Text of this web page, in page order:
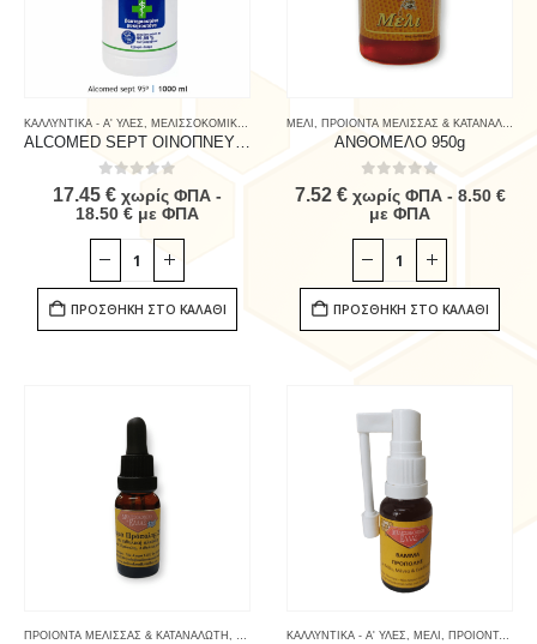
ΚΑΛΛΥΝΤΙΚΑ - Α' ΥΛΕΣ ΜΕΛΙΣΣΟΚΟΜΙΚΟΣ ΕΞΟΠΛΙΣΜΟΣ ,ΦΑΡΜΑΚΑ - ΧΗΜΙΚΑ
0out of 5
17.45 € χωρίς ΦΠΑ -
18.50 € με ΦΠΑ
ΠΡΟΣΘΉΚΗ ΣΤΟ ΚΑΛΆΘΙ
ΜΕΛΙ ΠΡΟΙΟΝΤΑ ΜΕΛΙΣΣΑΣ & ΚΑΤΑΝΑΛΩΤΗ
ΑΝΘΟΜΕΛΟ 950g
out of 5
7.52 € χωρίς ΦΠΑ - 8.50 €
με ΦΠΑ
ΠΡΟΣΘΉΚΗ ΣΤΟ ΚΑΛΆΘΙ
ΠΡΟΙΟΝΤΑ ΜΕΛΙΣΣΑΣ & ΚΑΤΑΝΑΛΩΤΗ , ΠΡΟΙΟΝΤΑ ΠΡΟΠΟΛΗΣ,ΠΡΟΠΟΛΗ ,ΤΡΟΦΙΜΑ
ΚΑΛΛΥΝΤΙΚΑ - Α' ΥΛΕΣ, ΜΕΛΙ , ΠΡΟΙΟΝΤΑ ΜΕΛΙΣΣΑΣ & ΚΑΤΑΝΑΛΩΤΗ